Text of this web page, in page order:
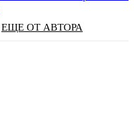
ЕЩЕ ОТ АВТОРА